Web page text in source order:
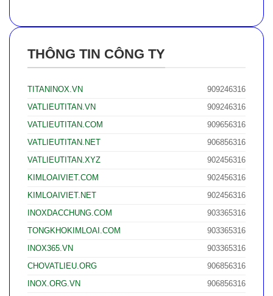
THÔNG TIN CÔNG TY
TITANINOX.VN
909246316
VATLIEUTITAN.VN
909246316
VATLIEUTITAN.COM
909656316
VATLIEUTITAN.NET
906856316
VATLIEUTITAN.XYZ
902456316
KIMLOAIVIET.COM
902456316
KIMLOAIVIET.NET
902456316
INOXDACCHUNG.COM
903365316
TONGKHOKIMLOAI.COM
903365316
INOX365.VN
903365316
CHOVATLIEU.ORG
906856316
INOX.ORG.VN
906856316